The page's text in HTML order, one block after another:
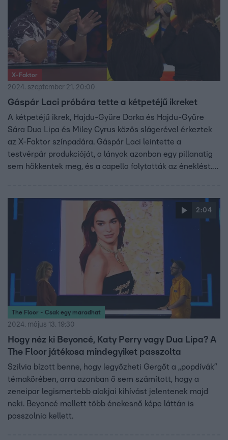
X-Faktor
2024. szeptember 21. 20:00
Gáspár Laci próbára tette a kétpetéjű ikreket
A kétpetéjű ikrek, Hajdu-Gyüre Dorka és Hajdu-Gyüre
Sára Dua Lipa és Miley Cyrus közös slágerével érkeztek
az X-Faktor színpadára. Gáspár Laci leintette a
testvérpár produkcióját, a lányok azonban egy pillanatig
sem hökkentek meg, és a capella folytatták az éneklést.
buzdította őket.
2:04
The Floor - Csak egy maradhat
2024. május 13. 19:30
Hogy néz ki Beyoncé, Katy Perry vagy Dua Lipa? A
The Floor játékosa mindegyiket passzolta
Szilvia bízott benne, hogy legyőzheti Gergőt a „popdívák”
témakörében, arra azonban ő sem számított, hogy a
zeneipar legismertebb alakjai kihívást jelentenek majd
neki. Beyoncé mellett több énekesnő képe láttán is
passzolnia kellett.